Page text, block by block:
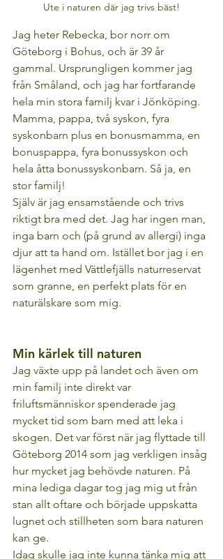
Ute i naturen där jag trivs bäst!
Jag heter Rebecka, bor norr om
Göteborg i Bohus, och är 39 år
gammal. Ursprungligen kommer jag
från Småland, och jag har fortfarande
hela min stora familj kvar i Jönköping.
Mamma, pappa, två syskon, fyra
syskonbarn plus en bonusmamma, en
bonuspappa, fyra bonussyskon och
hela åtta bonussyskonbarn. Så ja, en
stor familj!
Själv är jag ensamstående och trivs
riktigt bra med det. Jag har ingen man,
inga barn och (på grund av allergi) inga
djur att ta hand om. Istället bor jag i en
lägenhet med Vättlefjälls naturreservat
som granne, en perfekt plats för en
naturälskare som mig.
Min kärlek till naturen
Jag växte upp på landet och även om
min familj inte direkt var
friluftsmänniskor spenderade jag
mycket tid som barn med att leka i
skogen. Det var först när jag flyttade till
Göteborg 2014 som jag verkligen insåg
hur mycket jag behövde naturen. På
mina lediga dagar tog jag mig ut från
stan allt oftare och började uppskatta
lugnet och stillheten som bara naturen
kan ge.
Idag skulle jag inte kunna tänka mig att